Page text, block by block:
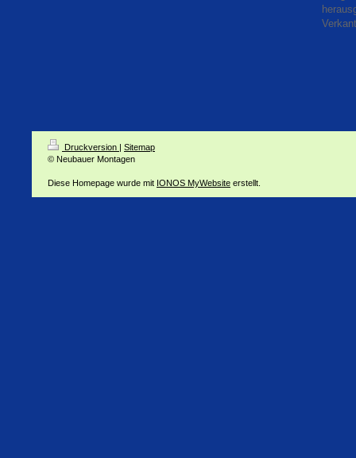
Druckversion | Sitemap
© Neubauer Montagen
Diese Homepage wurde mit IONOS MyWebsite erstellt.